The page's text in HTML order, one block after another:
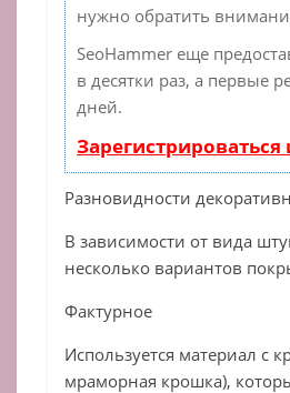
нужно обратить
SeoHammer еще
в десятки раз, а первые
дней.
Разновидности
В зависимости от вида
несколько вариантов
Фактурное
Используется материал
мраморная крошка),